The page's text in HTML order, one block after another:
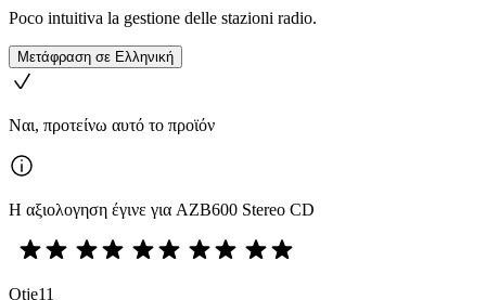
Poco intuitiva la gestione delle stazioni radio.
Μετάφραση σε Ελληνική
Ναι, προτείνω αυτό το προϊόν
Η αξιολογηση έγινε για AZB600 Stereo CD
Otje11